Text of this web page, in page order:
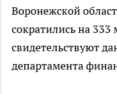
Воронежской
сократились на
свидетельствуют
департамента